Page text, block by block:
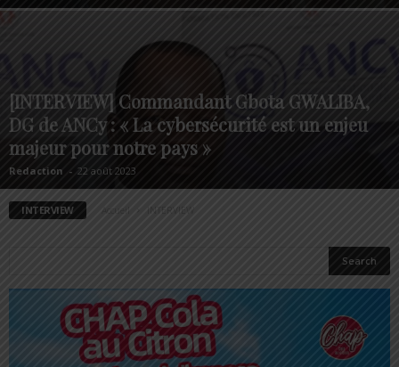
[INTERVIEW] Commandant Gbota GWALIBA,
DG de ANCy : « La cybersécurité est un enjeu
majeur pour notre pays »
Redaction - 22 août 2023
INTERVIEW Accueil INTERVIEW